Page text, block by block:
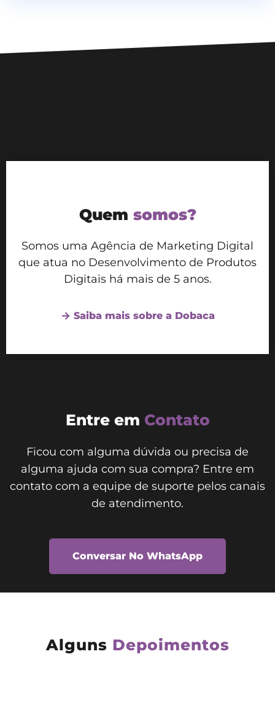
Quem somos?
Somos uma Agência de Marketing Digital
que atua no Desenvolvimento de Produtos
Digitais há mais de 5 anos.
Saiba mais sobre a Dobaca
Entre em Contato
Ficou com alguma dúvida ou precisa de
alguma ajuda com sua compra? Entre em
contato com a equipe de suporte pelos canais
de atendimento.
Conversar No WhatsApp
Alguns Depoimentos